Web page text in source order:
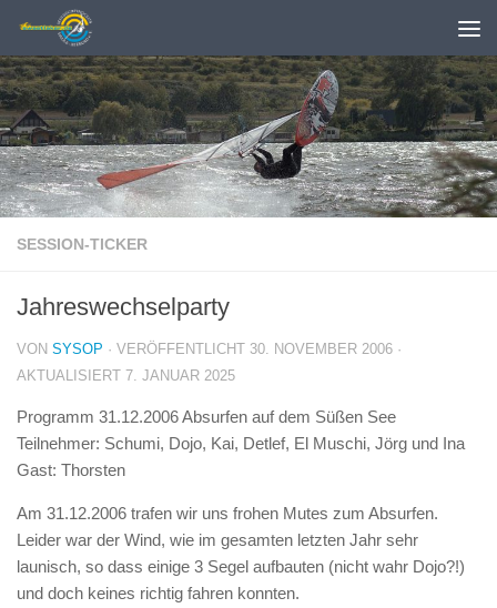
Zum Inhalt springen
SESSION-TICKER
Jahreswechselparty
VON SYSOP · VERÖFFENTLICHT 30. NOVEMBER 2006 ·
AKTUALISIERT 7. JANUAR 2025
Programm 31.12.2006 Absurfen auf dem Süßen See
Teilnehmer: Schumi, Dojo, Kai, Detlef, El Muschi, Jörg und Ina
Gast: Thorsten
Am 31.12.2006 trafen wir uns frohen Mutes zum Absurfen.
Leider war der Wind, wie im gesamten letzten Jahr sehr
launisch, so dass einige 3 Segel aufbauten (nicht wahr Dojo?!)
und doch keines richtig fahren konnten.